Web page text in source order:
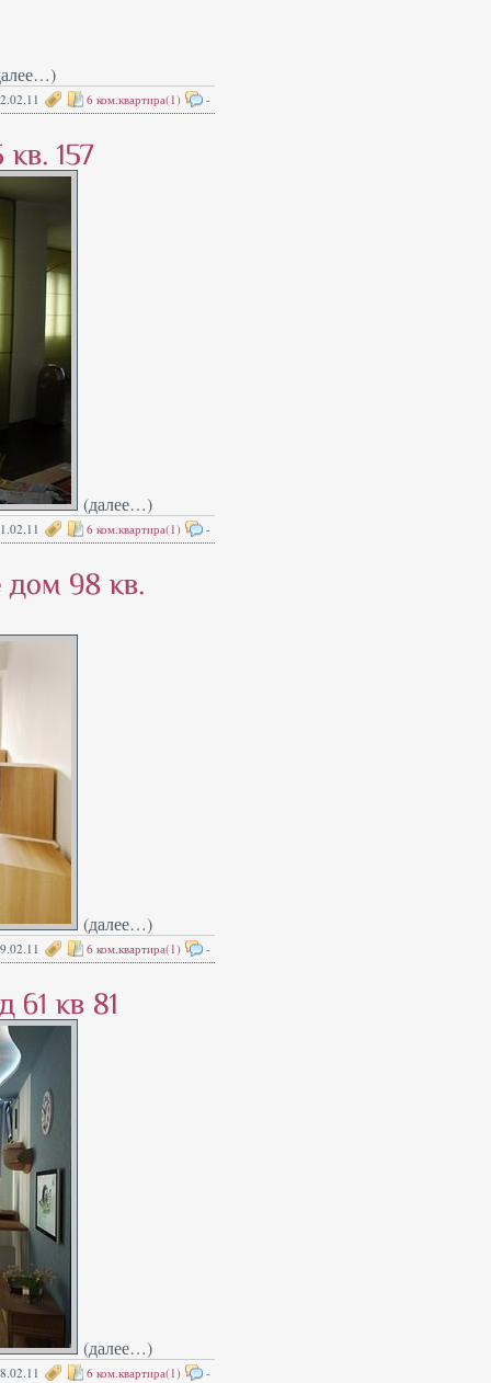
6 ком.квартира(1) -
(далее…)
6 ком.квартира(1) -
(далее…)
6 ком.квартира(1) -
(далее…)
6 ком.квартира(1) -